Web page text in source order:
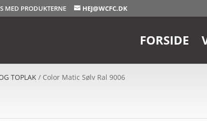
MED PRODUKTERNE HEJ@WCFC.DK
FORSIDE
TOPLAK / Color Matic Sølv Ral 9006